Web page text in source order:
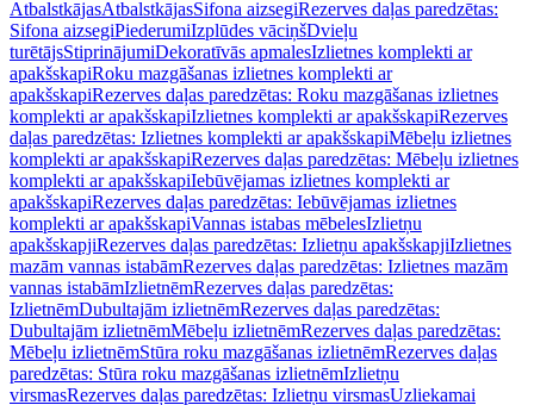
AtbalstkājasAtbalstkājasSifona aizsegiRezerves daļas paredzētas:
Sifona aizsegiPiederumiIzplūdes vāciņšDvieļu
turētājsStiprinājumiDekoratīvās apmalesIzlietnes komplekti ar
apakšskapiRoku mazgāšanas izlietnes komplekti ar
apakšskapiRezerves daļas paredzētas: Roku mazgāšanas izlietnes
komplekti ar apakšskapiIzlietnes komplekti ar apakšskapiRezerves
daļas paredzētas: Izlietnes komplekti ar apakšskapiMēbeļu izlietnes
komplekti ar apakšskapiRezerves daļas paredzētas: Mēbeļu izlietnes
komplekti ar apakšskapiIebūvējamas izlietnes komplekti ar
apakšskapiRezerves daļas paredzētas: Iebūvējamas izlietnes
komplekti ar apakšskapiVannas istabas mēbelesIzlietņu
apakšskapjiRezerves daļas paredzētas: Izlietņu apakšskapjiIzlietnes
mazām vannas istabāmRezerves daļas paredzētas: Izlietnes mazām
vannas istabāmIzlietnēmRezerves daļas paredzētas:
IzlietnēmDubultajām izlietnēmRezerves daļas paredzētas:
Dubultajām izlietnēmMēbeļu izlietnēmRezerves daļas paredzētas:
Mēbeļu izlietnēmStūra roku mazgāšanas izlietnēmRezerves daļas
paredzētas: Stūra roku mazgāšanas izlietnēmIzlietņu
virsmasRezerves daļas paredzētas: Izlietņu virsmasUzliekamai